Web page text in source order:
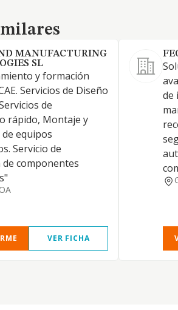
MANUFACTURING
SL
y formación
Servicios de Diseño
de
rápido, Montaje y
equipos
Servicio de
componentes
VER FICHA
de